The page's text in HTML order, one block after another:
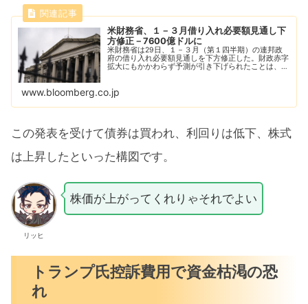
米財務省、１－３月借り入れ必要額見通し下
方修正－7600億ドルに
米財務省は29日、１－３月（第１四半期）の連邦政
府の借り入れ必要額見通しを下方修正した。財政赤字
拡大にもかかわらず予測が引き下げられたことは、多
www.bloomberg.co.jp
この発表を受けて債券は買われ、利回りは低下、株式
は上昇したといった構図です。
リッヒ
株価が上がってくれりゃそれでよい
トランプ氏控訴費用で資金枯渇の恐
れ